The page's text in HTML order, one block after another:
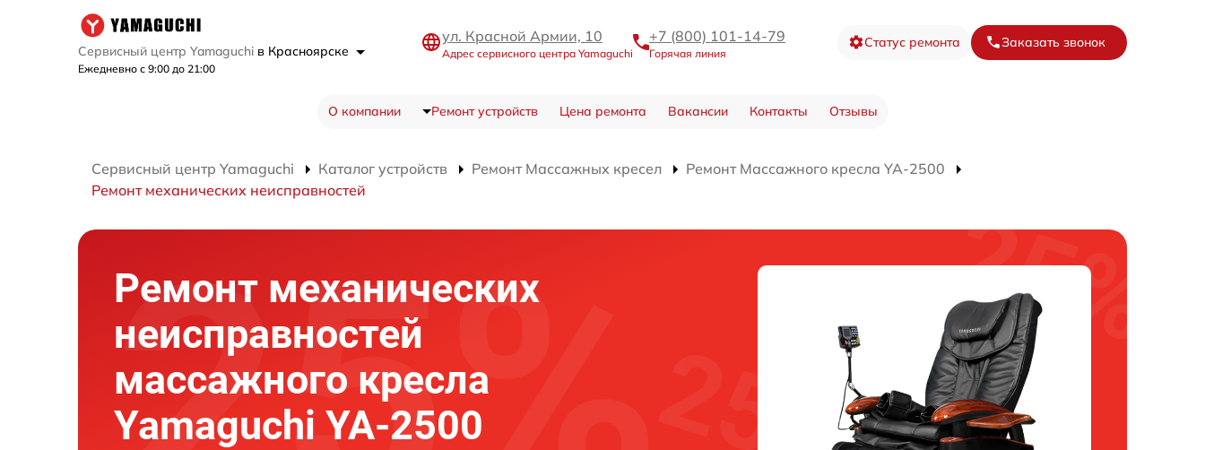
Сервисный центр Yamaguchi в Красноярске
Ежедневно с 9:00 до 21:00
ул. Красной Армии, 10
Адрес сервисного центра Yamaguchi
+7 (800) 101-14-79
Горячая линия
Статус ремонта Заказать звонок
О компании Ремонт устройств Цена ремонта Вакансии Контакты Отзывы
Сервисный центр Yamaguchi Каталог устройств Ремонт Массажных кресел
Ремонт Массажного кресла YA-2500
Ремонт механических неисправностей
Ремонт механических
неисправностей
массажного кресла
Yamaguchi YA-2500